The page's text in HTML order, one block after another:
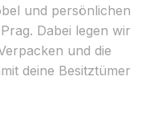
und persönlichen
Dabei legen wir
und die
deine Besitztümer